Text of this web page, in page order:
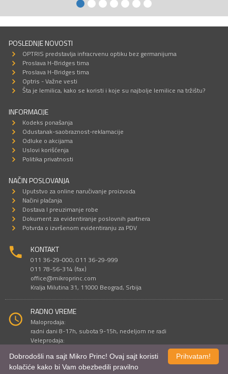
POSLEDNJE NOVOSTI
OPTRIS predstavlja infracrvenu optiku bez germanijuma
Proslava H-Bridges tima
Proslava H-Bridges tima
Optris - Važne vesti
Šta je lemilica, kako se koristi i koje su najbolje lemilice na tržištu?
INFORMACIJE
Kodeks ponašanja
Odustanak-saobraznost-reklamacije
Odluke o akcijama
Uslovi korišćenja
Politika privatnosti
NAČIN POSLOVANJA
Uputstvo za online naručivanje proizvoda
Načini plaćanja
Dostava I preuzimanje robe
Dokument za evidentiranje poslovnih partnera
Potvrda o izvršenom evidentiranju za PDV
KONTAKT
011 36-29-000; 011 36-29-999
011 78-56-314 (fax)
office@mikroprinc.com
Kralja Milutina 31, 11000 Beograd, Srbija
RADNO VREME
Maloprodaja:
radni dani 8-17h, subota 9-15h, nedeljom ne radi
Veleprodaja:
Prihvatam!
Dobrodošli na sajt Mikro Princ! Ovaj sajt koristi
kolačiće kako bi Vam obezbedili pravilno